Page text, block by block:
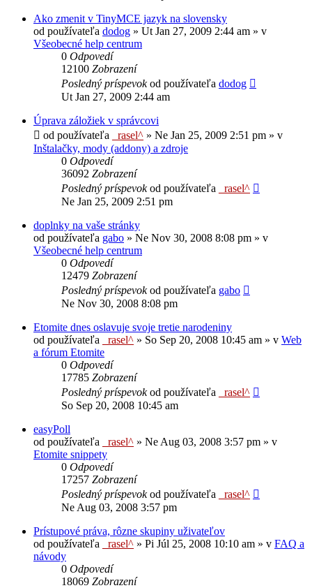
Ako zmenit v TinyMCE jazyk na slovensky
od používateľa dodog » Ut Jan 27, 2009 2:44 am » v
Všeobecné help centrum
0 Odpovedí
12100 Zobrazení
Posledný príspevokod používateľa dodog
Ut Jan 27, 2009 2:44 am
Úprava záložiek v správcovi
od používateľa
_rasel^ » Ne Jan 25, 2009 2:51 pm » v
Inštalačky, mody (addony) a zdroje
0 Odpovedí
36092 Zobrazení
Posledný príspevokod používateľa
_rasel^
Ne Jan 25, 2009 2:51 pm
doplnky na vaše stránky
od používateľa gabo » Ne Nov 30, 2008 8:08 pm » v
Všeobecné help centrum
0 Odpovedí
12479 Zobrazení
Posledný príspevokod používateľa gabo
Ne Nov 30, 2008 8:08 pm
Etomite dnes oslavuje svoje tretie narodeniny
od používateľa
_rasel^ » So Sep 20, 2008 10:45 am » v Web
a fórum Etomite
0 Odpovedí
17785 Zobrazení
Posledný príspevokod používateľa
_rasel^
So Sep 20, 2008 10:45 am
easyPoll
od používateľa
_rasel^ » Ne Aug 03, 2008 3:57 pm » v
Etomite snippety
0 Odpovedí
17257 Zobrazení
Posledný príspevokod používateľa
_rasel^
Ne Aug 03, 2008 3:57 pm
Prístupové práva, rôzne skupiny uživateľov
od používateľa
_rasel^ » Pi Júl 25, 2008 10:10 am » v FAQ a
návody
0 Odpovedí
18069 Zobrazení